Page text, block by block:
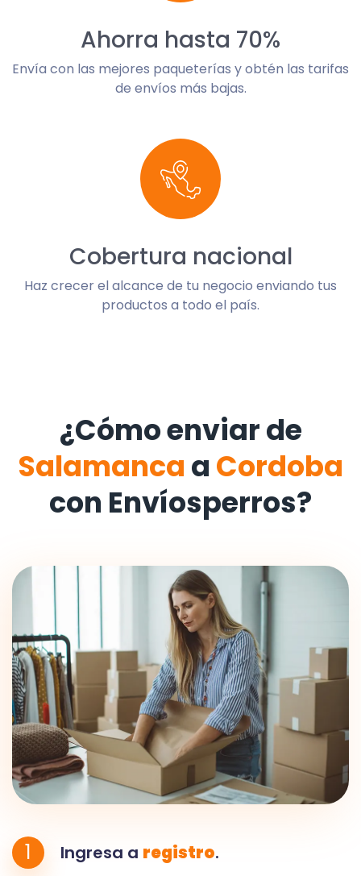
Ahorra hasta 70%
Envía con las mejores paqueterías y obtén las tarifas
de envíos más bajas.
Cobertura nacional
Haz crecer el alcance de tu negocio enviando tus
productos a todo el país.
¿Cómo enviar de
Salamanca a Cordoba
con Envíosperros?
1 Ingresa a registro.